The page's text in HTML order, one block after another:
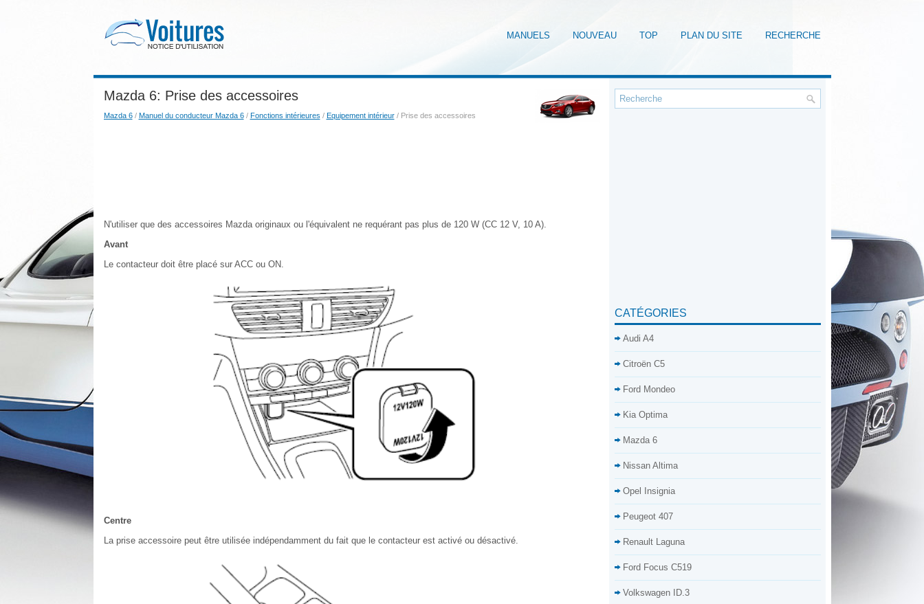
MANUELS NOUVEAU TOP PLAN DU SITE RECHERCHE
Mazda 6: Prise des accessoires
Mazda 6/ Manuel du conducteur Mazda 6/ Fonctions intérieures / Equipement intérieur/ Prise des accessoires
N'utiliser que des accessoires Mazda originaux ou l'équivalent ne requérant pas plus de 120 W (CC 12 V, 10 A).
Avant
Le contacteur doit être placé sur ACC ou ON.
Centre
La prise accessoire peut être utilisée indépendamment du fait que le contacteur est activé ou désactivé.
CATÉGORIES
Audi A4
Citroën C5
Ford Mondeo
Kia Optima
Mazda 6
Nissan Altima
Opel Insignia
Peugeot 407
Renault Laguna
Ford Focus C519
Volkswagen ID.3